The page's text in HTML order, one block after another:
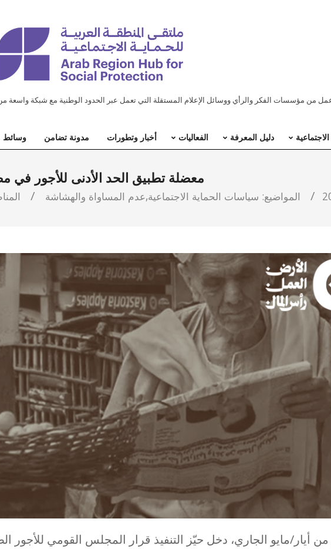
من مؤسسات الفكر والرأي ووسائل الإعلام المستقلة التي تعمل عبر الحدود الوطنية مع شبكة واسعة
دليل المعرفة الفعاليات أخبار وتطورات مدونة تضامن وسائط
معضلة تطبيق الحد الأدنى للأجور في
المواضيع: سياسات الحماية الاجتماعية,عدم المساواة والهشاشة
أيار/مايو الجاري، دخل حيّز التنفيذ قرار المجلس القومي للأجور